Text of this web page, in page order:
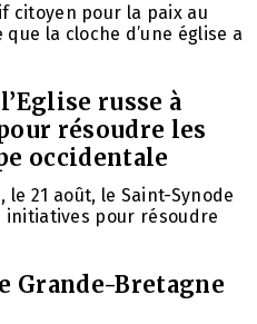
citoyen pour la paix au
la cloche d’une église a
russe à
résoudre les
occidentale
21 août, le Saint-Synode
initiatives pour résoudre
Grande-Bretagne